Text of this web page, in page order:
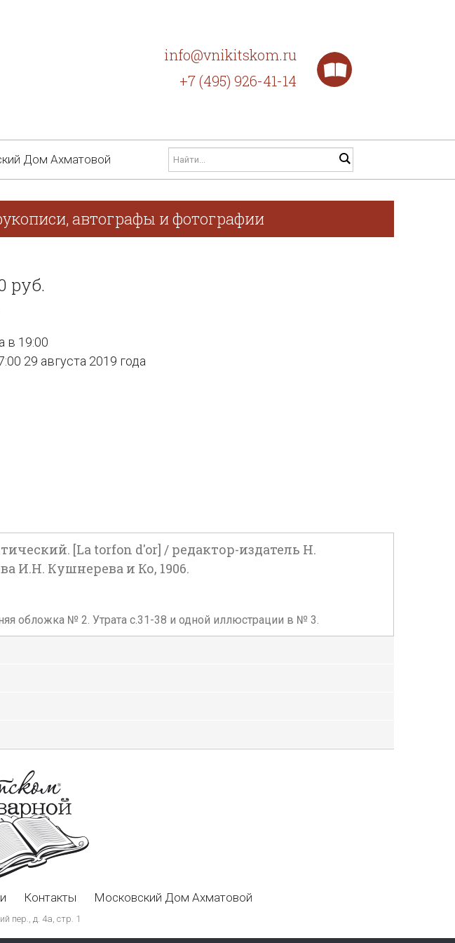
info@vnikitskom.ru
+7 (495) 926-41-14
Дом Ахматовой
автографы и фотографии
руб.
в 19:00
29 августа 2019 года
[La torfon d'or] / редактор-издатель Н.
И.Н. Кушнерева и Ко, 1906.
обложка № 2. Утрата с.31-38 и одной иллюстрации в № 3.
Контакты Московский Дом Ахматовой
пер., д. 4а, стр. 1